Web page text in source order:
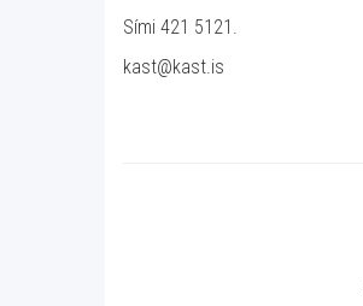
Sími 421 5121.
kast@kast.is